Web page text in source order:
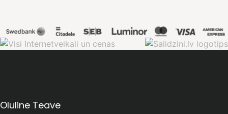
Oluline Teave